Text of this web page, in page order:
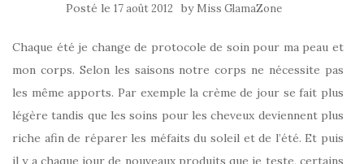
Posté le 17 août 2012 by Miss GlamaZone
Chaque été je change de protocole de soin pour ma peau et
mon corps. Selon les saisons notre corps ne nécessite pas
les même apports. Par exemple la crème de jour se fait plus
légère tandis que les soins pour les cheveux deviennent plus
riche afin de réparer les méfaits du soleil et de l’été. Et puis
il y a chaque jour de nouveaux produits que je teste, certains